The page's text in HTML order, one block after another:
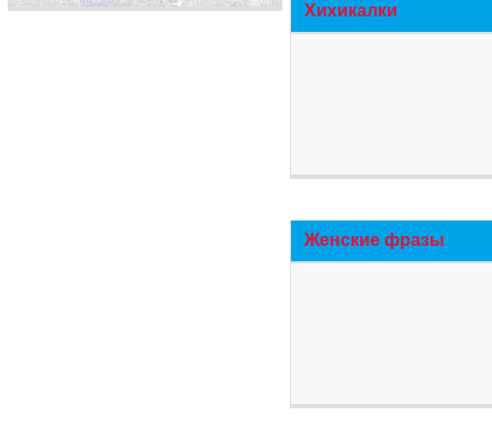
Хихикалки
Женские фразы